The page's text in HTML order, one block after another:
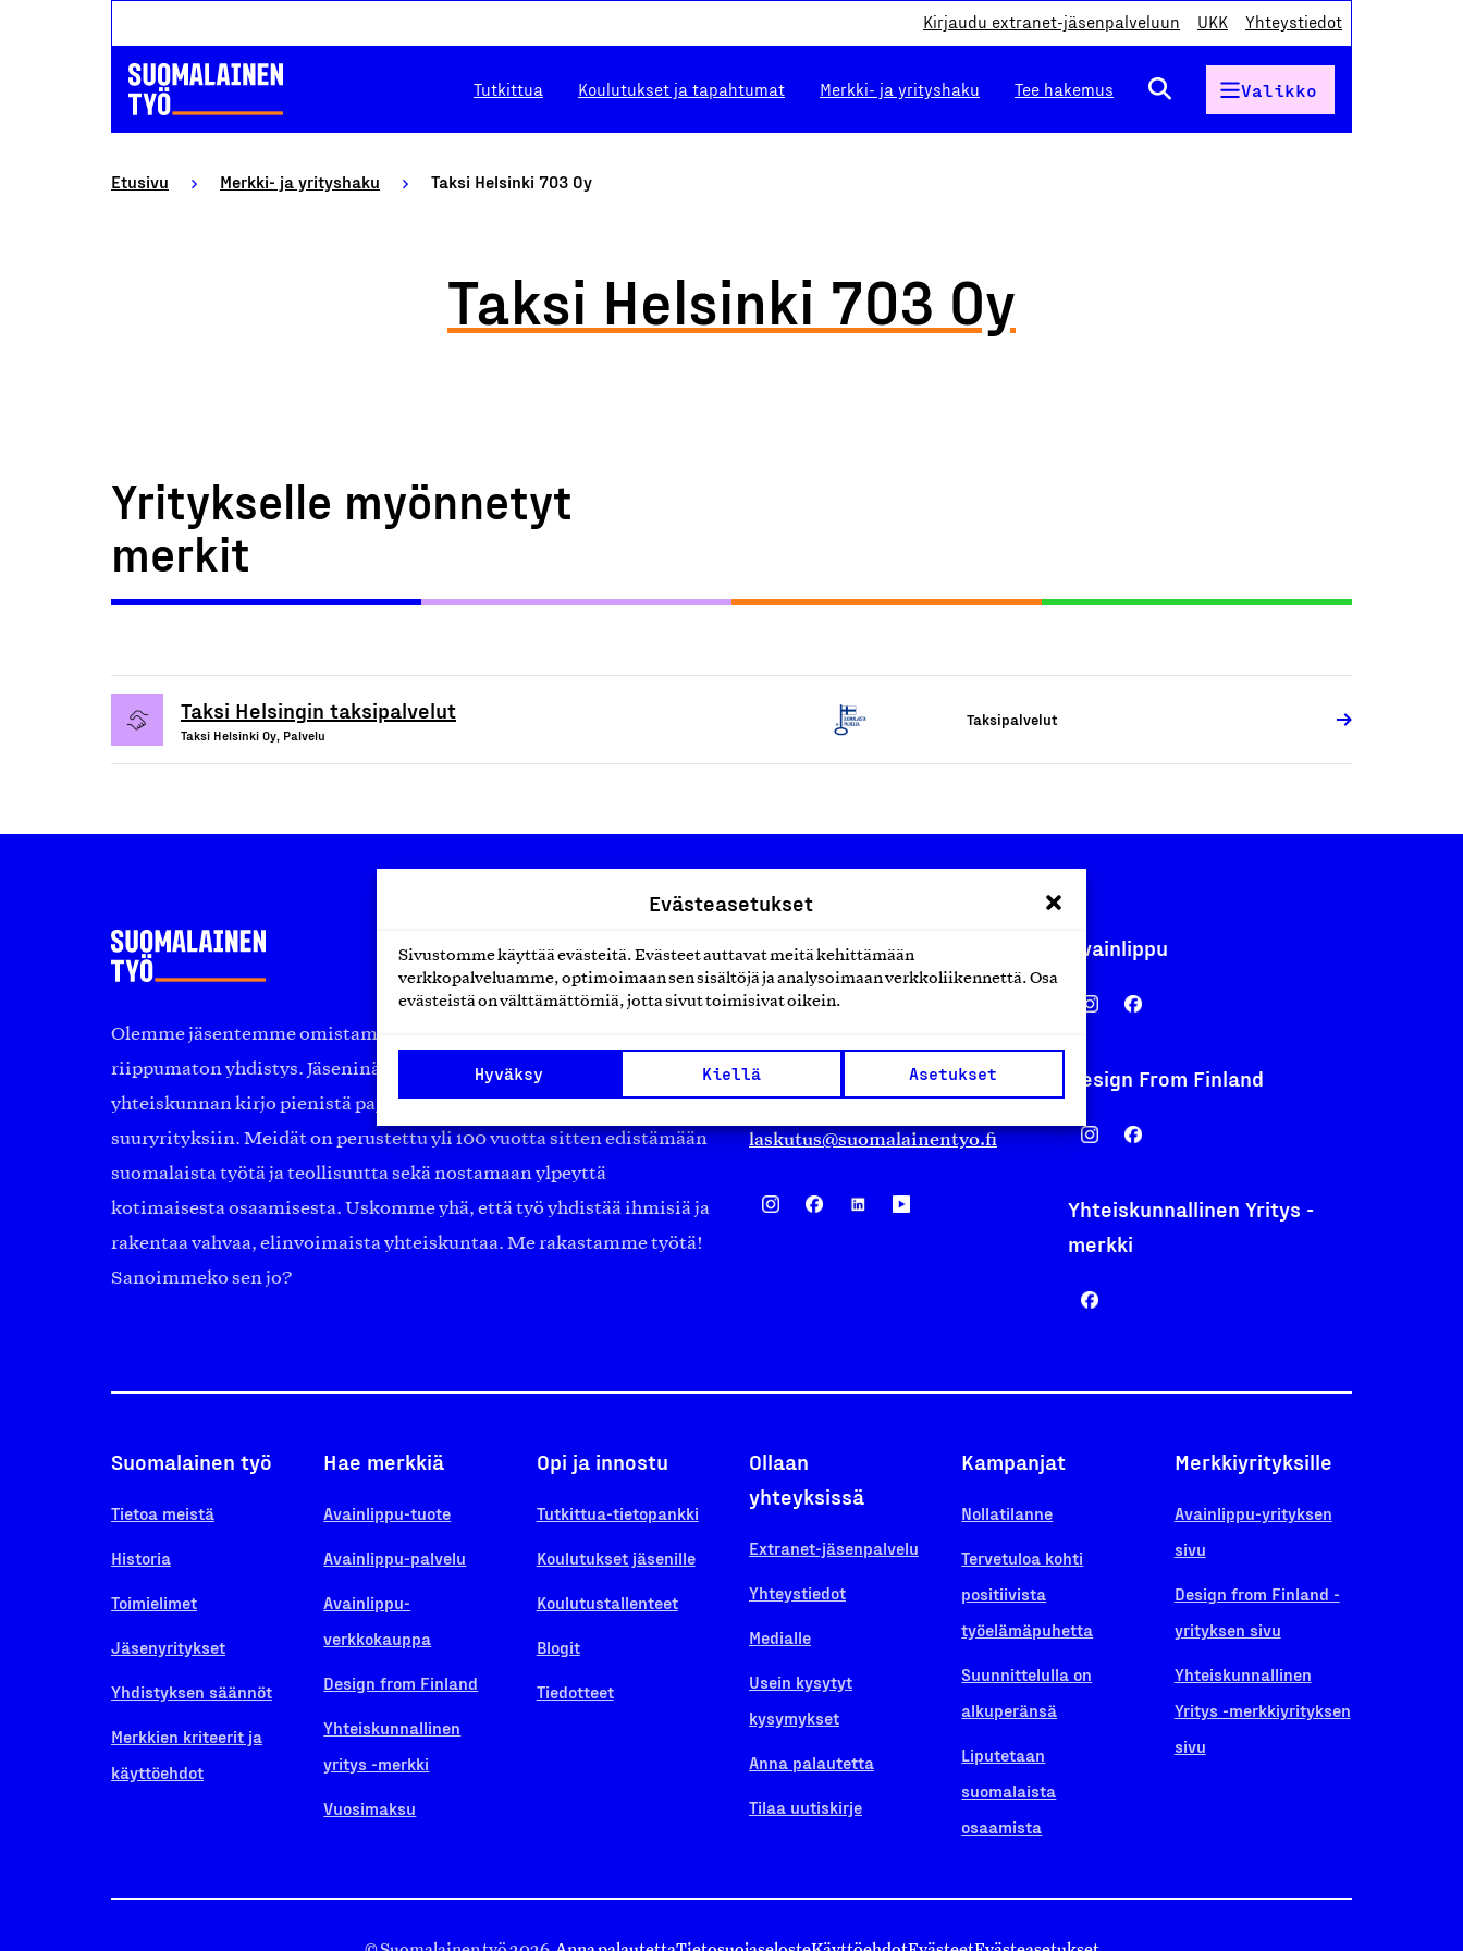
Evästeasetukset
Sivustomme käyttää evästeitä. Evästeet auttavat meitä kehittämään
verkkopalveluamme, optimoimaan sen sisältöjä ja analysoimaan verkkoliikennettä. Osa
evästeistä on välttämättömiä, jotta sivut toimisivat oikein.
Hyväksy Kiellä Asetukset
Kirjaudu extranet-jäsenpalveluun UKK Yhteystiedot
Tutkittua Koulutukset ja tapahtumat Merkki- ja yrityshaku Tee hakemus Valikko
Etusivu Merkki- ja yrityshaku Taksi Helsinki 703 Oy
Taksi Helsinki 703 Oy
Yritykselle myönnetyt
merkit
Taksi Helsingin taksipalvelut
Taksi Helsinki Oy, Palvelu
Taksipalvelut
Olemme jäsentemme omistama puolueeton, työmarkkinajärjestöistä
riippumaton yhdistys. Jäseninämme on koko suomalaisen
yhteiskunnan kirjo pienistä pajoista ja yhteisöistä kansainvälisiin
suuryrityksiin. Meidät on perustettu yli 100 vuotta sitten edistämään
suomalaista työtä ja teollisuutta sekä nostamaan ylpeyttä
kotimaisesta osaamisesta. Uskomme yhä, että työ yhdistää ihmisiä ja
rakentaa vahvaa, elinvoimaista yhteiskuntaa. Me rakastamme työtä!
Sanoimmeko sen jo?
Suomalainen työ ry
Eteläranta 14,
Finland
asiakaspalvelu@suomalainentyo.fi
laskutus@suomalainentyo.fi
Avainlippu
Design From Finland
Yhteiskunnallinen Yritys -
merkki
Suomalainen työ
Tietoa meistä
Historia
Toimielimet
Jäsenyritykset
Yhdistyksen säännöt
Merkkien kriteerit ja
käyttöehdot
Hae merkkiä
Avainlippu-tuote
Avainlippu-palvelu
Avainlippu-
verkkokauppa
Design from Finland
Yhteiskunnallinen
yritys -merkki
Vuosimaksu
Opi ja innostu
Tutkittua-tietopankki
Koulutukset jäsenille
Koulutustallenteet
Blogit
Tiedotteet
Ollaan
yhteyksissä
Extranet-jäsenpalvelu
Yhteystiedot
Medialle
Usein kysytyt
kysymykset
Anna palautetta
Tilaa uutiskirje
Kampanjat
Nollatilanne
Tervetuloa kohti
positiivista
työelämäpuhetta
Suunnittelulla on
alkuperänsä
Liputetaan
suomalaista
osaamista
Merkkiyrityksille
Avainlippu-yrityksen
sivu
Design from Finland -
yrityksen sivu
Yhteiskunnallinen
Yritys -merkkiyrityksen
sivu